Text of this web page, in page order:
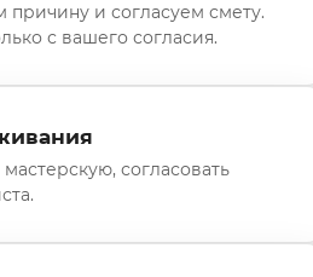
причину и согласуем смету.
с вашего согласия.
согласовать